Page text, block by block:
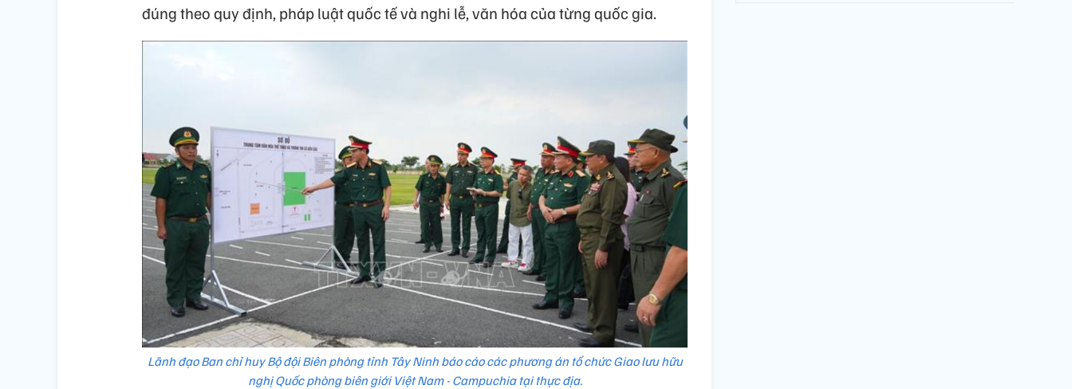
đúng theo quy định, pháp luật quốc tế và nghi lễ, văn hóa của từng quốc gia.
Lãnh đạo Ban chỉ huy Bộ đội Biên phòng tỉnh Tây Ninh báo cáo các phương án tổ chức Giao lưu hữu
nghị Quốc phòng biên giới Việt Nam - Campuchia tại thực địa.